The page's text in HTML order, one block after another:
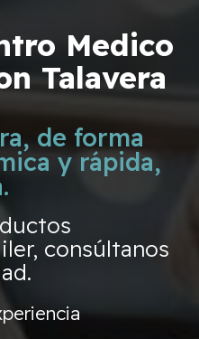
Medico
Talavera
de forma
y rápida,
consúltanos